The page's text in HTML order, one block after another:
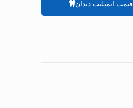
قیمت ایمپلنت دندان